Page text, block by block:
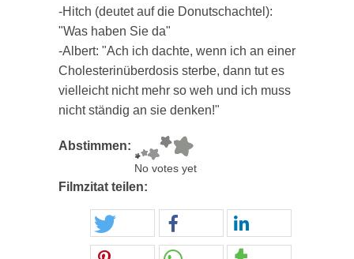
-Hitch (deutet auf die Donutschachtel):
"Was haben Sie da"
-Albert: "Ach ich dachte, wenn ich an einer
Cholesterinüberdosis sterbe, dann tut es
vielleicht nicht mehr so weh und ich muss
nicht ständig an sie denken!"
Abstimmen:
No votes yet
Filmzitat teilen: